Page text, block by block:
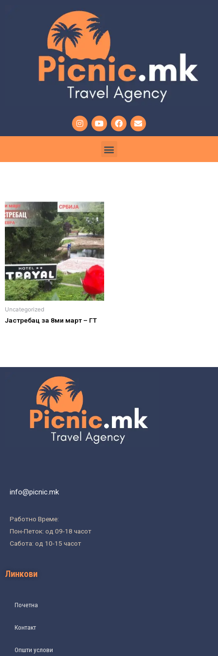
Uncategorized
Јастребац за 8ми март – ГТ
info@picnic.mk
Работно Време:
Пон-Петок: од 09-18 часот
Сабота: од 10-15 часот
Линкови
Почетна
Контакт
Општи услови